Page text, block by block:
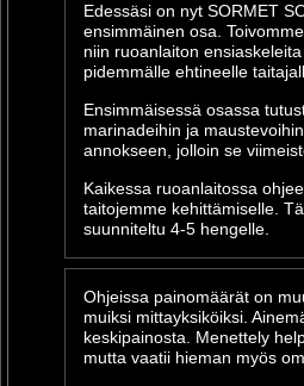
Edessäsi on nyt SORMET
ensimmäinen osa.
niin ruoanlaiton
pidemmälle ehtineelle
Ensimmäisessä osassa
marinadeihin ja
annokseen, jolloin se
Kaikessa ruoanlaitossa
taitojemme kehittämiselle.
suunniteltu 4-5 hengelle.
Ohjeissa painomäärät on
muiksi mittayksiköiksi.
keskipainosta. Menettely
mutta vaatii hieman myös